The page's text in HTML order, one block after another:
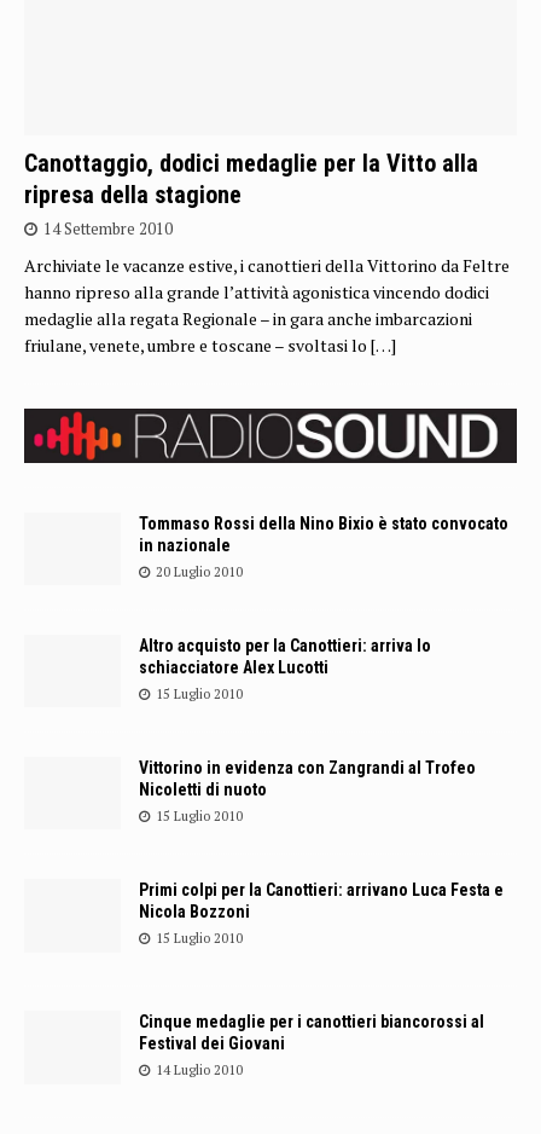
Canottaggio, dodici medaglie per la Vitto alla
ripresa della stagione
14 Settembre 2010
Archiviate le vacanze estive, i canottieri della Vittorino da Feltre
hanno ripreso alla grande l’attività agonistica vincendo dodici
medaglie alla regata Regionale – in gara anche imbarcazioni
friulane, venete, umbre e toscane – svoltasi lo […]
Tommaso Rossi della Nino Bixio è stato convocato
in nazionale
20 Luglio 2010
Altro acquisto per la Canottieri: arriva lo
schiacciatore Alex Lucotti
15 Luglio 2010
Vittorino in evidenza con Zangrandi al Trofeo
Nicoletti di nuoto
15 Luglio 2010
Primi colpi per la Canottieri: arrivano Luca Festa e
Nicola Bozzoni
15 Luglio 2010
Cinque medaglie per i canottieri biancorossi al
Festival dei Giovani
14 Luglio 2010